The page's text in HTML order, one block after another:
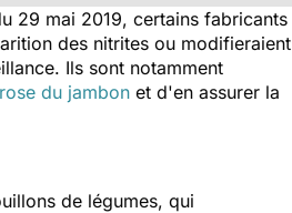
29 mai 2019, certains fabricants
des nitrites ou modifieraient
Ils sont notamment
du jambon et d'en assurer la
de légumes, qui